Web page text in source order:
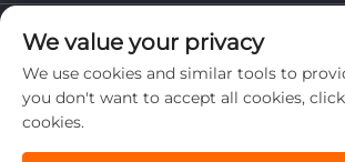
Всички права запазени. Copyright © 2025
Heat Resistant Technology Co.,
поверителност
We value your privacy
We use cookies and similar tools to
you don't want to accept all cookies,
cookies.